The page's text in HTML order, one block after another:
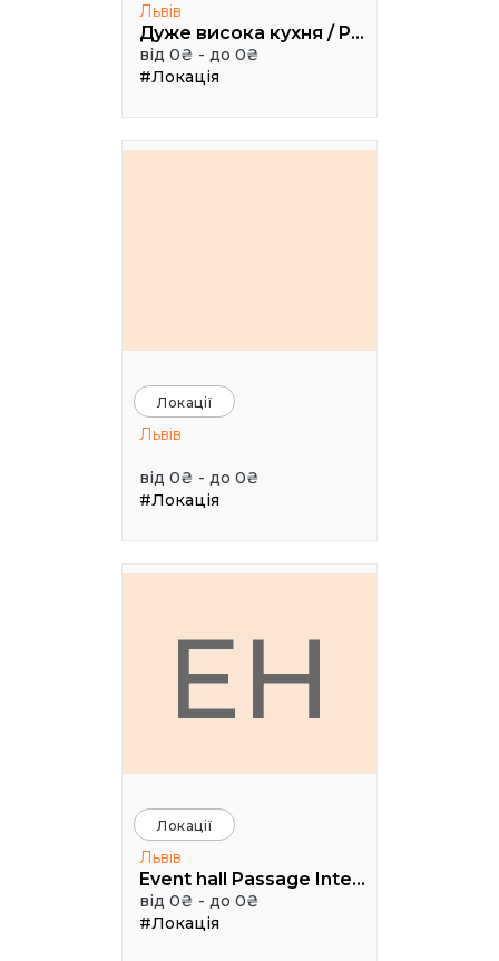
Львів
Дуже висока кухня / Pretty High Kitchen
від 0₴ - до 0₴
#Локація
Локації
Львів
від 0₴ - до 0₴
#Локація
EH
Локації
Львів
Event hall Passage Interdit
від 0₴ - до 0₴
#Локація